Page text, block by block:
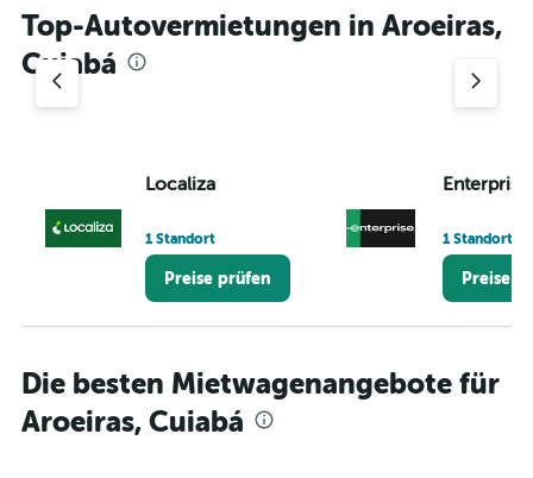
Top-Autovermietungen in Aroeiras,
Cuiabá
Localiza
1 Standort
Preise prüfen
1 Standort
Preise
Die besten Mietwagenangebote für
Aroeiras, Cuiabá